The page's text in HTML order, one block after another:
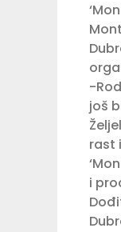
-
još
rast
i